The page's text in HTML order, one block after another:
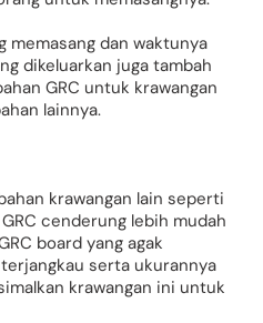
memasang dan waktunya
dikeluarkan juga tambah
GRC untuk krawangan
lainnya.
krawangan lain seperti
cenderung lebih mudah
board yang agak
serta ukurannya
krawangan ini untuk